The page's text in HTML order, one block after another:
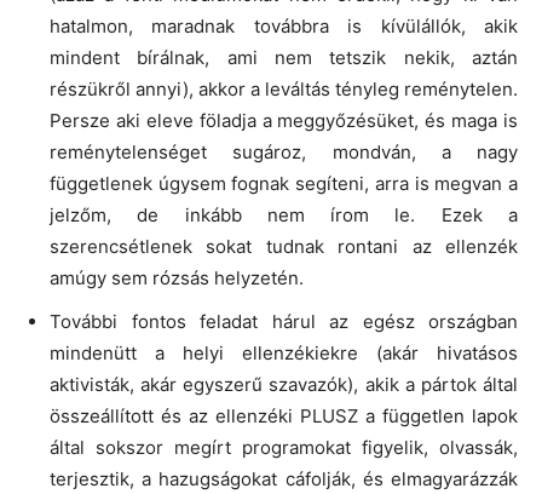
hatalmon, maradnak továbbra is kívülállók, akik
mindent bírálnak, ami nem tetszik nekik, aztán
részükről annyi), akkor a leváltás tényleg reménytelen.
Persze aki eleve föladja a meggyőzésüket, és maga is
reménytelenséget sugároz, mondván, a nagy
függetlenek úgysem fognak segíteni, arra is megvan a
jelzőm, de inkább nem írom le. Ezek a
szerencsétlenek sokat tudnak rontani az ellenzék
amúgy sem rózsás helyzetén.
További fontos feladat hárul az egész országban
mindenütt a helyi ellenzékiekre (akár hivatásos
aktivisták, akár egyszerű szavazók), akik a pártok által
összeállított és az ellenzéki PLUSZ a független lapok
által sokszor megírt programokat figyelik, olvassák,
terjesztik, a hazugságokat cáfolják, és elmagyarázzák